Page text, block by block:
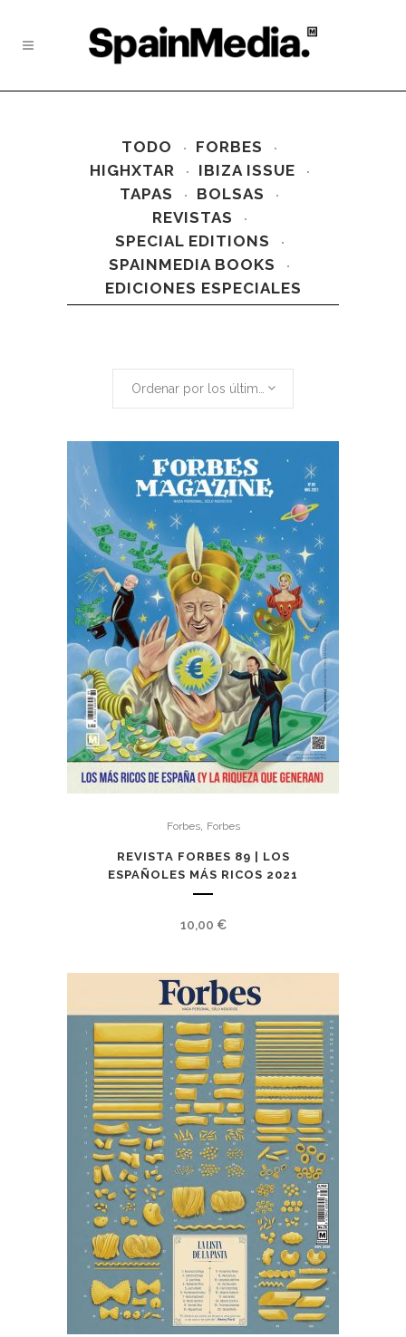
TODO
FORBES
HIGHXTAR
IBIZA ISSUE
TAPAS
BOLSAS
REVISTAS
SPECIAL EDITIONS
SPAINMEDIA BOOKS
EDICIONES ESPECIALES
Forbes, Forbes
REVISTA FORBES 89 | LOS
ESPAÑOLES MÁS RICOS 2021
10,00 €